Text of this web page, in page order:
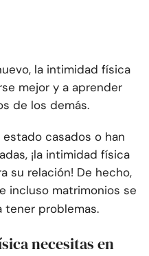
la intimidad física
mejor y a aprender
de los demás.
casados o han
¡la intimidad física
su relación! De hecho,
incluso matrimonios se
tener problemas.
necesitas en